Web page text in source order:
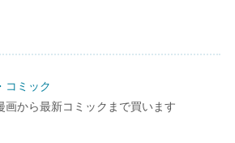
コミック
画から最新コミックまで買います